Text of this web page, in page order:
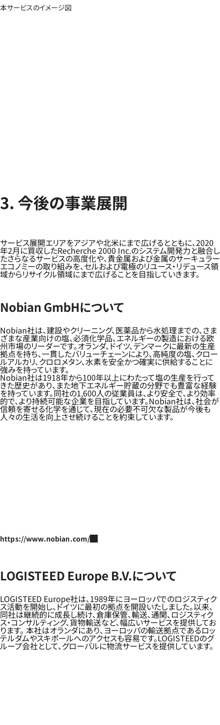
本サービスのイメージ図
3. 今後の事業展開
サービス展開エリアをアジアや北米にまで広げるとともに、2020
年2月に買収したRecherche 2000 Inc.のシステム開発力と融合し
たさらなるサービスの高度化や、貴金属および金属のサーキュラー
エコノミーの取り組みを、セルおよび電極のリユース・リデュース領
域からリサイクル領域にまで広げることを目指していきます。
Nobian GmbHについて
Nobian社は、建設やクリーニング、医薬品から水処理までの、さま
ざまな産業向けの塩、必須化学品、エネルギーの製造における欧
州市場のリーダーです。オランダ、ドイツ、デンマークに最新の生産
拠点を持ち、一貫したバリューチェーンにより、高純度の塩、クロー
ルアルカリ、クロロメタン、水素を安全かつ確実に供給することに
強みを持っています。
Nobian社は1918年から100年以上にわたって塩の生産を行って
きた歴史があり、また地下エネルギー貯蔵の分野でも豊富な経験
を持っています。同社の1,600人の従業員は、より安全で、より効率
的で、より持続可能な企業を目指しています。Nobian社は、社会が
信頼を寄せる化学を通じて、現在の必要不可欠な製品が今後も
人々の生活を向上させ続けることを約束しています。
https://www.nobian.com/
LOGISTEED Europe B.V.について
LOGISTEED Europe社は、1989年にヨーロッパでのロジスティク
ス活動を開始し、ドイツに最初の拠点を開設いたしました。以来、
同社は継続的に成長し続け、倉庫保管、輸送、通関、ロジスティク
ス・コンサルティング、貨物輸送など、幅広いサービスを提供してお
ります。 本社はオランダにあり、ヨーロッパの輸送拠点であるロッ
テルダムやスキポールへのアクセスも容易です。LOGISTEEDのグ
ループ会社として、グローバルに物流サービスを提供しています。